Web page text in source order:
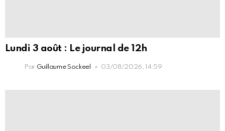
Lundi 3 août : Le journal de 12h
Par Guillaume Sockeel 03/08/2026, 14:59